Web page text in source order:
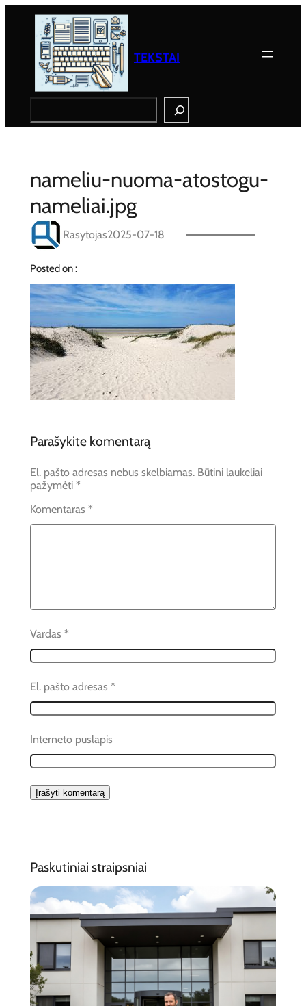
TEKSTAI
nameliu-nuoma-atostogu-
nameliai.jpg
Rasytojas2025-07-18
Posted on :
Parašykite komentarą
El. pašto adresas nebus skelbiamas. Būtini laukeliai
pažymėti *
Komentaras *
Vardas *
El. pašto adresas *
Interneto puslapis
Paskutiniai straipsniai